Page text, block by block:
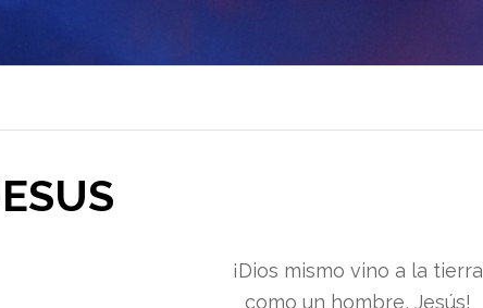
¡Dios mismo vino a la tierra
como un hombre, Jesús!